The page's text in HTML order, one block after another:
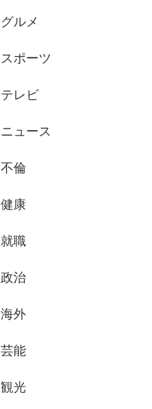
グルメ
スポーツ
テレビ
ニュース
不倫
健康
就職
政治
海外
芸能
観光